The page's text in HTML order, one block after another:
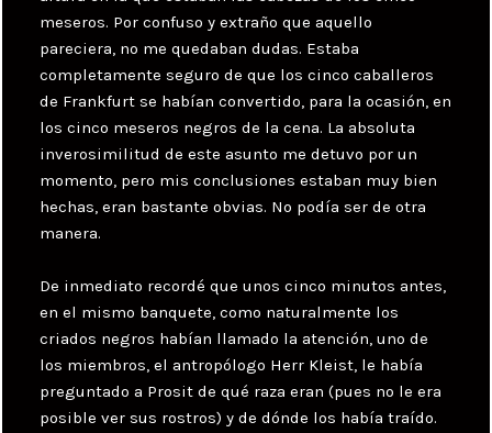
meseros. Por confuso y extraño que aquello
pareciera, no me quedaban dudas. Estaba
completamente seguro de que los cinco caballeros
de Frankfurt se habían convertido, para la ocasión, en
los cinco meseros negros de la cena. La absoluta
inverosimilitud de este asunto me detuvo por un
momento, pero mis conclusiones estaban muy bien
hechas, eran bastante obvias. No podía ser de otra
manera.
De inmediato recordé que unos cinco minutos antes,
en el mismo banquete, como naturalmente los
criados negros habían llamado la atención, uno de
los miembros, el antropólogo Herr Kleist, le había
preguntado a Prosit de qué raza eran (pues no le era
posible ver sus rostros) y de dónde los había traído.